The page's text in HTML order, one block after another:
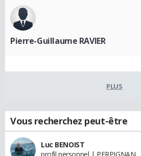
Pierre-Guillaume RAVIER
PLUS
Vous recherchez peut-être
Luc BENOIST